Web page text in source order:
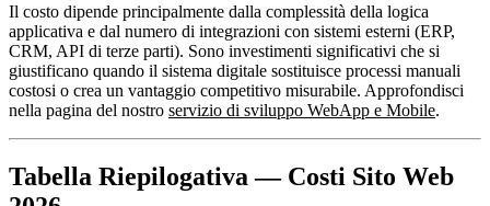
Il costo dipende principalmente dalla complessità della logica
applicativa e dal numero di integrazioni con sistemi esterni (ERP,
CRM, API di terze parti). Sono investimenti significativi che si
giustificano quando il sistema digitale sostituisce processi manuali
costosi o crea un vantaggio competitivo misurabile. Approfondisci
nella pagina del nostro servizio di sviluppo WebApp e Mobile.
Tabella Riepilogativa — Costi Sito Web